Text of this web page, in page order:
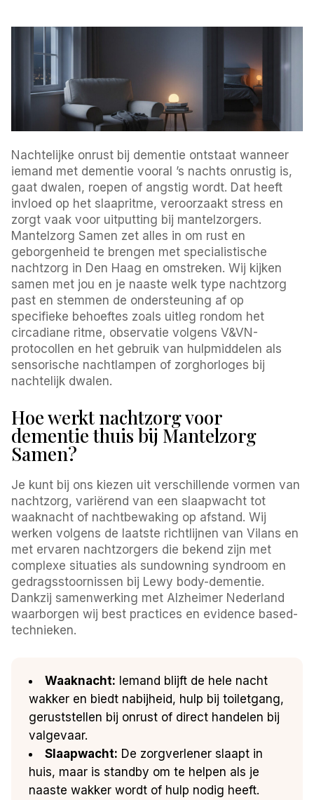
Nachtelijke onrust bij dementie ontstaat wanneer
iemand met dementie vooral ’s nachts onrustig is,
gaat dwalen, roepen of angstig wordt. Dat heeft
invloed op het slaapritme, veroorzaakt stress en
zorgt vaak voor uitputting bij mantelzorgers.
Mantelzorg Samen zet alles in om rust en
geborgenheid te brengen met specialistische
nachtzorg in Den Haag en omstreken. Wij kijken
samen met jou en je naaste welk type nachtzorg
past en stemmen de ondersteuning af op
specifieke behoeftes zoals uitleg rondom het
circadiane ritme, observatie volgens V&VN-
protocollen en het gebruik van hulpmiddelen als
sensorische nachtlampen of zorghorloges bij
nachtelijk dwalen.
Hoe werkt nachtzorg voor
dementie thuis bij Mantelzorg
Samen?
Je kunt bij ons kiezen uit verschillende vormen van
nachtzorg, variërend van een slaapwacht tot
waaknacht of nachtbewaking op afstand. Wij
werken volgens de laatste richtlijnen van Vilans en
met ervaren nachtzorgers die bekend zijn met
complexe situaties als sundowning syndroom en
gedragsstoornissen bij Lewy body-dementie.
Dankzij samenwerking met Alzheimer Nederland
waarborgen wij best practices en evidence based-
technieken.
Waaknacht: Iemand blijft de hele nacht
wakker en biedt nabijheid, hulp bij toiletgang,
geruststellen bij onrust of direct handelen bij
valgevaar.
Slaapwacht: De zorgverlener slaapt in
huis, maar is standby om te helpen als je
naaste wakker wordt of hulp nodig heeft.